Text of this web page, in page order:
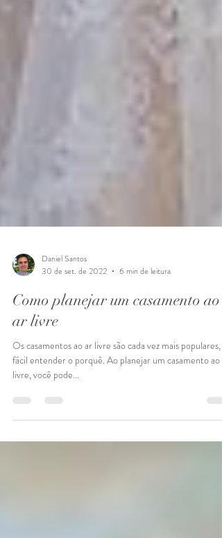
Daniel Santos
30 de set. de 2022
Como planejar um casamento ao
ar livre
fácil entender o porquê. Ao planejar um casamento ao ar
livre, você pode...